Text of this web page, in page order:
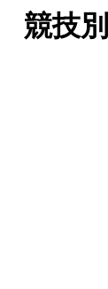
競技